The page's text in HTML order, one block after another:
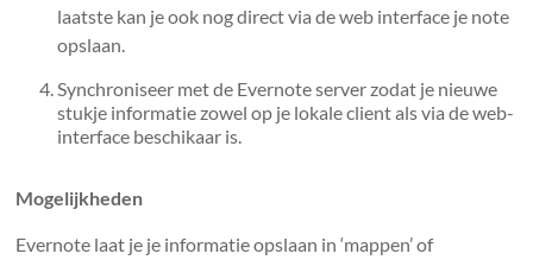
laatste kan je ook nog direct via de web interface je note
opslaan.
Synchroniseer met de Evernote server zodat je nieuwe
stukje informatie zowel op je lokale client als via de web-
interface beschikaar is.
Mogelijkheden
Evernote laat je je informatie opslaan in ‘mappen’ of